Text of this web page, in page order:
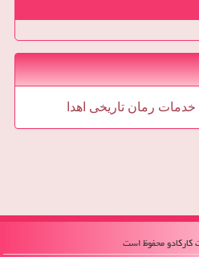
خدمات رمان تاریخی اهدا